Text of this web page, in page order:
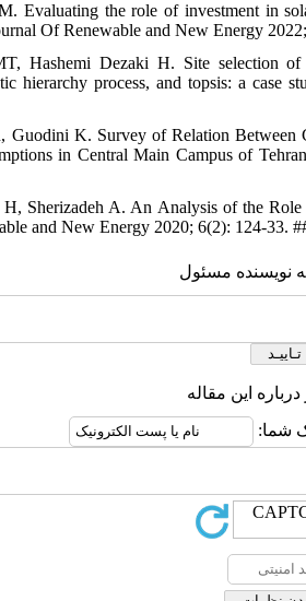
Evaluating the role of investment in
Of Renewable and New Energy
Hashemi Dezaki H. Site selection
hierarchy process, and topsis: a case
Guodini K. Survey of Relation Between
in Central Main Campus of
Sherizadeh A. An Analysis of the
and New Energy 2020; 6(2): 124-33.
نویسنده مسئول
این مقاله
شما: